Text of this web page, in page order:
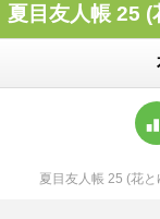
夏目友人帳 25 (
夏目友人帳 25 (花